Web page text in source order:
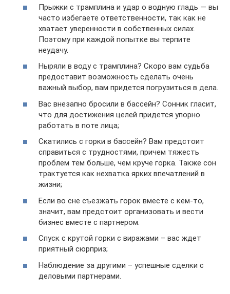
Прыжки с трамплина и удар о водную гладь — вы
часто избегаете ответственности, так как не
хватает уверенности в собственных силах.
Поэтому при каждой попытке вы терпите
неудачу.
Ныряли в воду с трамплина? Скоро вам судьба
предоставит возможность сделать очень
важный выбор, вам придется погрузиться в дела.
Вас внезапно бросили в бассейн? Сонник гласит,
что для достижения целей придется упорно
работать в поте лица;
Скатились с горки в бассейн? Вам предстоит
справиться с трудностями, причем тяжесть
проблем тем больше, чем круче горка. Также сон
трактуется как нехватка ярких впечатлений в
жизни;
Если во сне съезжать горок вместе с кем-то,
значит, вам предстоит организовать и вести
бизнес вместе с партнером.
Спуск с крутой горки с виражами – вас ждет
приятный сюрприз;
Наблюдение за другими – успешные сделки с
деловыми партнерами.